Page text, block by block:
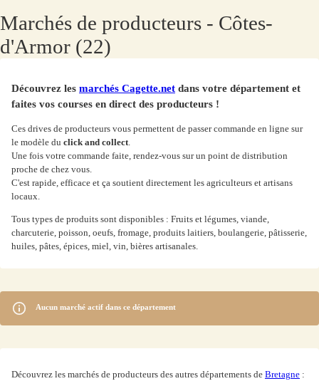
Marchés de producteurs - Côtes-
d'Armor (22)
Découvrez les marchés Cagette.net dans votre département et
faites vos courses en direct des producteurs !
Ces drives de producteurs vous permettent de passer commande en ligne sur
le modèle du click and collect.
Une fois votre commande faite, rendez-vous sur un point de distribution
proche de chez vous.
C'est rapide, efficace et ça soutient directement les agriculteurs et artisans
locaux.
Tous types de produits sont disponibles : Fruits et légumes, viande,
charcuterie, poisson, oeufs, fromage, produits laitiers, boulangerie, pâtisserie,
huiles, pâtes, épices, miel, vin, bières artisanales.
Aucun marché actif dans ce département
Découvrez les marchés de producteurs des autres départements de Bretagne :